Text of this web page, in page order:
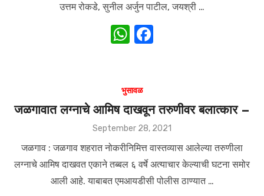
उत्तम रोकडे, सुनील अर्जुन पाटील, जयश्री …
W
s
A
p
p
b
o
o
k
भुसावळ
जळगावात लग्नाचे आमिष दाखवून तरुणीवर बलात्कार –
Posted
September 28, 2021
जळगाव : जळगाव शहरात नोकरीनिमित्त वास्तव्यास आलेल्या तरुणीला
लग्नाचे आमिष दाखवत एकाने तब्बल ६ वर्षे अत्याचार केल्याची घटना समोर
आली आहे. याबाबत एमआयडीसी पोलीस ठाण्यात …